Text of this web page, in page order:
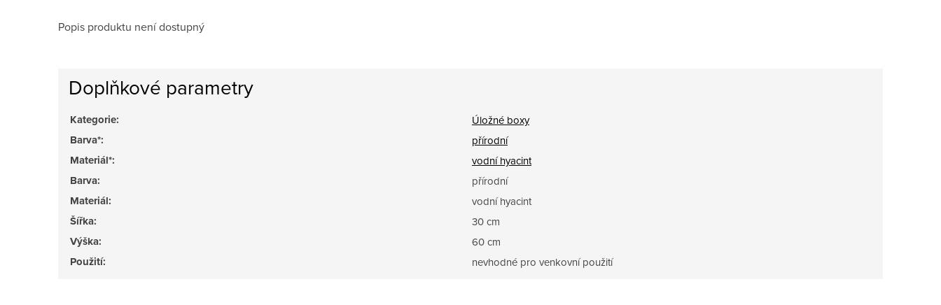
Popis produktu není dostupný
Doplňkové parametry
Kategorie: Úložné boxy
Barva*: přírodní
Materiál*: vodní hyacint
Barva: přírodní
Materiál: vodní hyacint
Šířka: 30 cm
Výška: 60 cm
Použití: nevhodné pro venkovní použití